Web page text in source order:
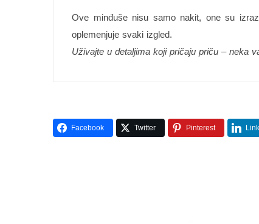
Ove minđuše nisu samo nakit, one su
oplemenjuje svaki izgled.
Uživajte u detaljima koji pričaju priču – neka
Facebook Twitter Pinterest